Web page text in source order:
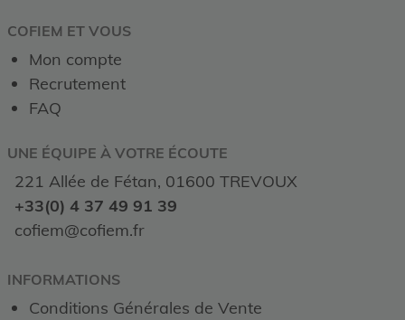
COFIEM ET VOUS
Mon compte
Recrutement
FAQ
UNE ÉQUIPE À VOTRE ÉCOUTE
221 Allée de Fétan, 01600 TREVOUX
+33(0) 4 37 49 91 39
cofiem@cofiem.fr
INFORMATIONS
Conditions Générales de Vente